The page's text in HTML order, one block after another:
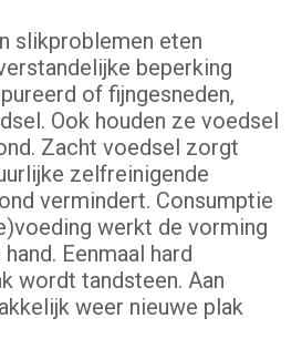
slikproblemen eten
beperking
of fijngesneden,
Ook houden ze voedsel
Zacht voedsel zorgt
zelfreinigende
vermindert. Consumptie
werkt de vorming
Eenmaal hard
wordt tandsteen. Aan
weer nieuwe plak